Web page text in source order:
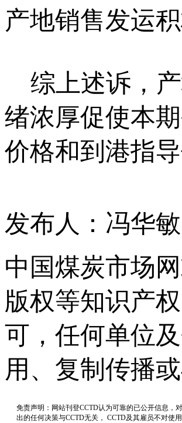
产地销售发运
综上述诉，产
绪浓厚促使本
价格和到港指
发布人：冯华敏
中国煤炭市场
版权等知识产
可，任何单位
用、复制传播
免责声明：网站刊登CCTD认为可靠的已公开信息，
出的任何决策与CCTD无关， CCTD及其雇员不对使